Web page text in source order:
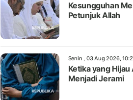
Kesungguhan
Petunjuk Allah
Senin , 03 Aug 2026,
Ketika yang
Menjadi Jerami